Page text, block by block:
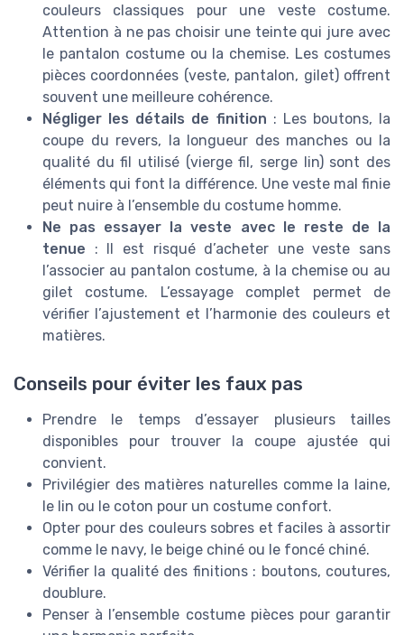
couleurs classiques pour une veste costume.
Attention à ne pas choisir une teinte qui jure avec
le pantalon costume ou la chemise. Les costumes
pièces coordonnées (veste, pantalon, gilet) offrent
souvent une meilleure cohérence.
Négliger les détails de finition : Les boutons, la
coupe du revers, la longueur des manches ou la
qualité du fil utilisé (vierge fil, serge lin) sont des
éléments qui font la différence. Une veste mal finie
peut nuire à l’ensemble du costume homme.
Ne pas essayer la veste avec le reste de la
tenue : Il est risqué d’acheter une veste sans
l’associer au pantalon costume, à la chemise ou au
gilet costume. L’essayage complet permet de
vérifier l’ajustement et l’harmonie des couleurs et
matières.
Conseils pour éviter les faux pas
Prendre le temps d’essayer plusieurs tailles
disponibles pour trouver la coupe ajustée qui
convient.
Privilégier des matières naturelles comme la laine,
le lin ou le coton pour un costume confort.
Opter pour des couleurs sobres et faciles à assortir
comme le navy, le beige chiné ou le foncé chiné.
Vérifier la qualité des finitions : boutons, coutures,
doublure.
Penser à l’ensemble costume pièces pour garantir